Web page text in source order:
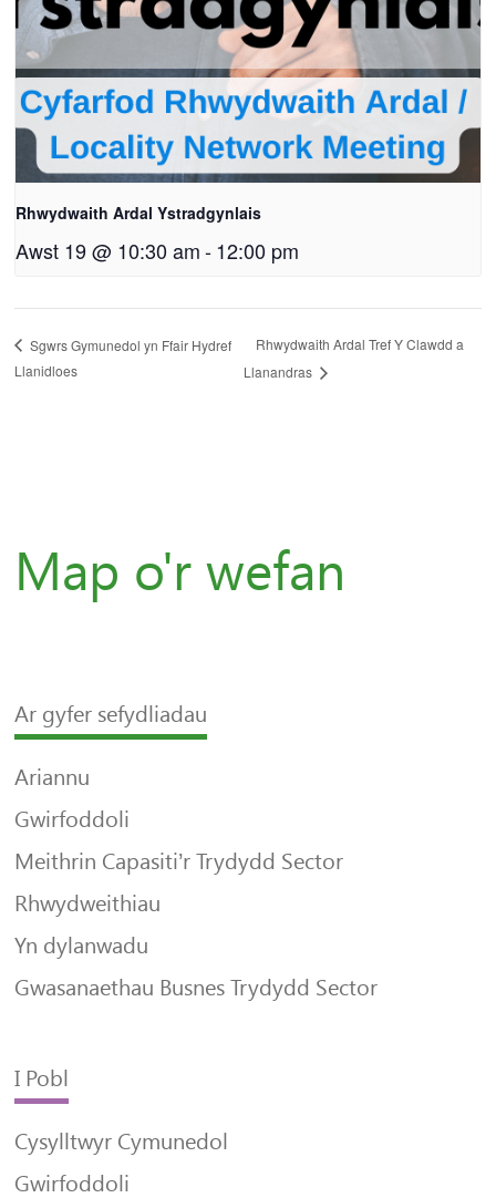
Rhwydwaith Ardal Ystradgynlais
Awst 19 @ 10:30 am -12:00 pm
Sgwrs Gymunedol yn Ffair Hydref
Llanidloes
Rhwydwaith Ardal Tref Y Clawdd a
Llanandras
Map o'r wefan
Ar gyfer sefydliadau
Ariannu
Gwirfoddoli
Meithrin Capasiti’r Trydydd Sector
Rhwydweithiau
Yn dylanwadu
Gwasanaethau Busnes Trydydd Sector
I Pobl
Cysylltwyr Cymunedol
Gwirfoddoli